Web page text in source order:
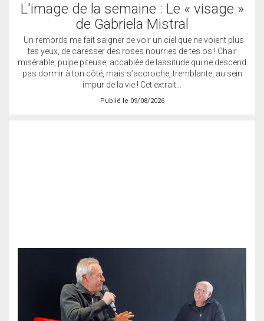
L'image de la semaine : Le « visage »
de Gabriela Mistral
Un remords me fait saigner de voir un ciel que ne voient plus
tes yeux, de caresser des roses nourries de tes os ! Chair
misérable, pulpe piteuse, accablée de lassitude qui ne descend
pas dormir à ton côté, mais s’accroche, tremblante, au sein
impur de la vie ! Cet extrait…
Publié le 09/08/2026